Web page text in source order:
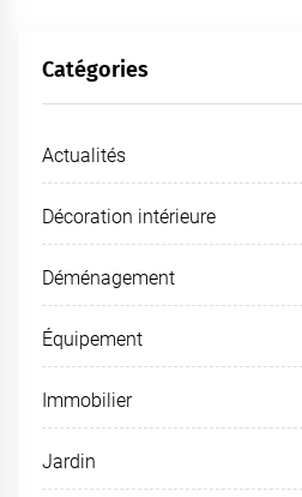
Catégories
Actualités
Décoration intérieure
Déménagement
Équipement
Immobilier
Jardin